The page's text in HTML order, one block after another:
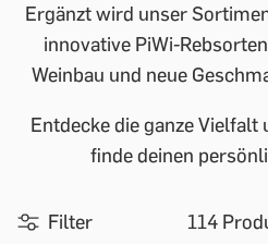
Ergänzt wird unser
innovative PiWi-
Weinbau und neue
Entdecke die ganze Vielfalt
finde deinen
Filter 114